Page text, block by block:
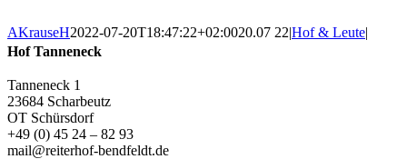
AKrauseH2022-07-20T18:47:22+02:0020.07 22|Hof & Leute|
Hof Tanneneck
Tanneneck 1
23684 Scharbeutz
OT Schürsdorf
+49 (0) 45 24 – 82 93
mail@reiterhof-bendfeldt.de